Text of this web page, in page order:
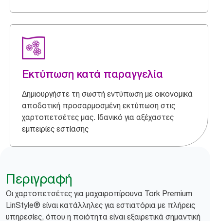
Εκτύπωση κατά παραγγελία
Δημιουργήστε τη σωστή εντύπωση με οικονομικά
αποδοτική προσαρμοσμένη εκτύπωση στις
χαρτοπετσέτες μας. Ιδανικό για αξέχαστες
εμπειρίες εστίασης
Περιγραφή
Οι χαρτοπετσέτες για μαχαιροπίρουνα Tork Premium
LinStyle® είναι κατάλληλες για εστιατόρια με πλήρεις
υπηρεσίες, όπου η ποιότητα είναι εξαιρετικά σημαντική